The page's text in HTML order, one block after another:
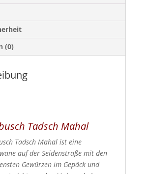
(0)
Tadsch Mahal
Tadsch Mahal ist eine
auf der Seidenstraße mit den
Gewürzen im Gepäck und